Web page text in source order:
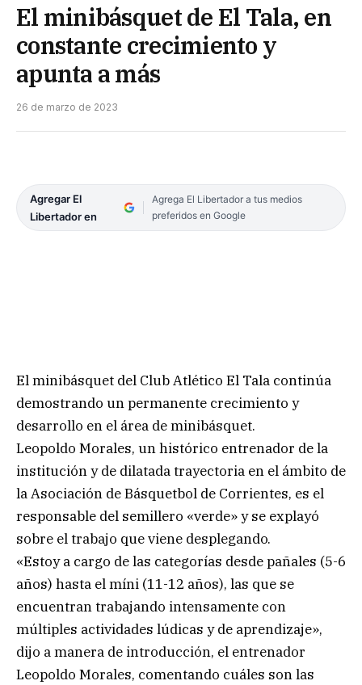
El minibásquet de El Tala, en
constante crecimiento y
apunta a más
26 de marzo de 2023
Agregar El
Libertador en
Agrega El Libertador a tus medios
preferidos en Google
El minibásquet del Club Atlético El Tala continúa
demostrando un permanente crecimiento y
desarrollo en el área de minibásquet.
Leopoldo Morales, un histórico entrenador de la
institución y de dilatada trayectoria en el ámbito de
la Asociación de Básquetbol de Corrientes, es el
responsable del semillero «verde» y se explayó
sobre el trabajo que viene desplegando.
«Estoy a cargo de las categorías desde pañales (5-6
años) hasta el míni (11-12 años), las que se
encuentran trabajando intensamente con
múltiples actividades lúdicas y de aprendizaje»,
dijo a manera de introducción, el entrenador
Leopoldo Morales, comentando cuáles son las